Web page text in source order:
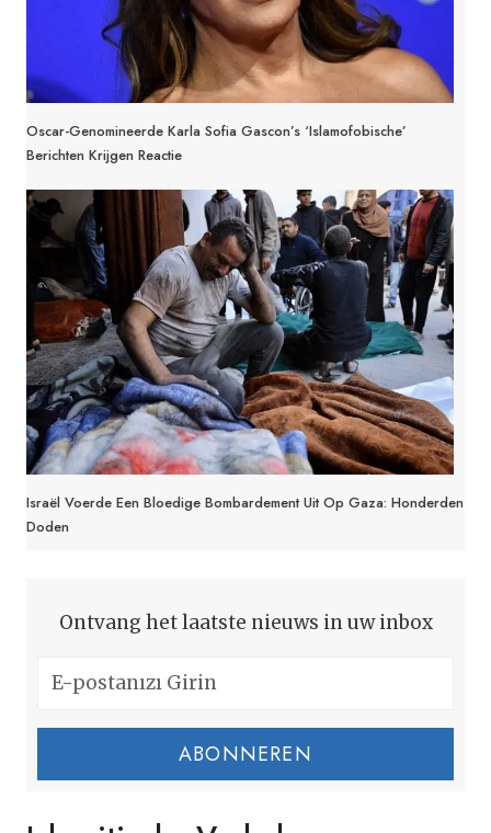
Oscar-Genomineerde Karla Sofia Gascon’s ‘islamofobische’
Berichten Krijgen Reactie
Israël Voerde Een Bloedige Bombardement Uit Op Gaza: Honderden
Doden
Ontvang het laatste nieuws in uw inbox
ABONNEREN